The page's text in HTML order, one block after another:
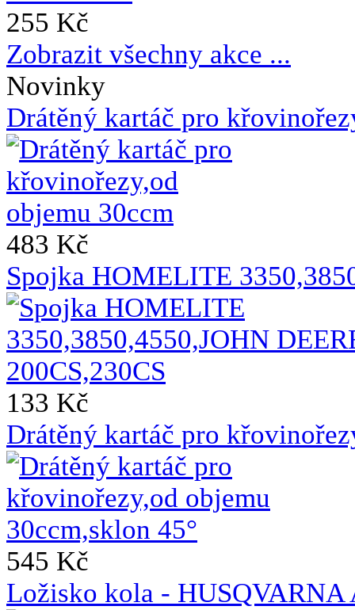
255 Kč
Zobrazit všechny akce ...
Novinky
Drátěný kartáč pro
483 Kč
Spojka HOMELITE
133 Kč
Drátěný kartáč pro
545 Kč
Ložisko kola - HUSQVARNA